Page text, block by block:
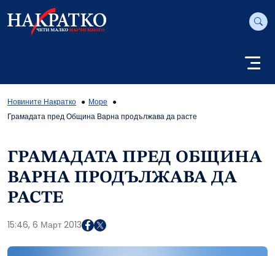
Новините Накратко
Море
Грамадата пред Община Варна продължава да расте
ГРАМАДАТА ПРЕД ОБЩИНА
ВАРНА ПРОДЪЛЖАВА ДА
РАСТЕ
15:46, 6 Март 2013